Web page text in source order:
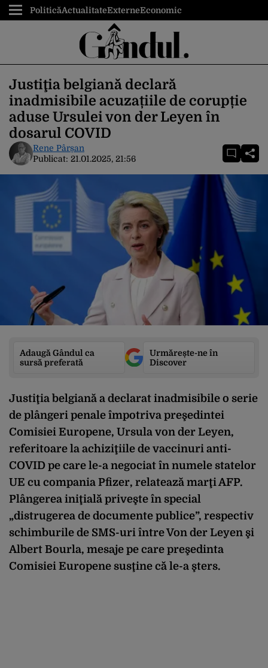
PoliticăActualitateExterneEconomic
Justiţia belgiană declară
inadmisibile acuzațiile de corupție
aduse Ursulei von der Leyen în
dosarul COVID
Rene Pârșan
Publicat: 21.01.2025, 21:56
Adaugă Gândul ca
sursă preferată
Urmărește-ne în
Discover
Justiţia belgiană a declarat inadmisibile o serie
de plângeri penale împotriva preşedintei
Comisiei Europene, Ursula von der Leyen,
referitoare la achiziţiile de vaccinuri anti-
COVID pe care le-a negociat în numele statelor
UE cu compania Pfizer, relatează marţi AFP.
Plângerea iniţială priveşte în special
„distrugerea de documente publice”, respectiv
schimburile de SMS-uri între Von der Leyen şi
Albert Bourla, mesaje pe care preşedinta
Comisiei Europene susţine că le-a şters.